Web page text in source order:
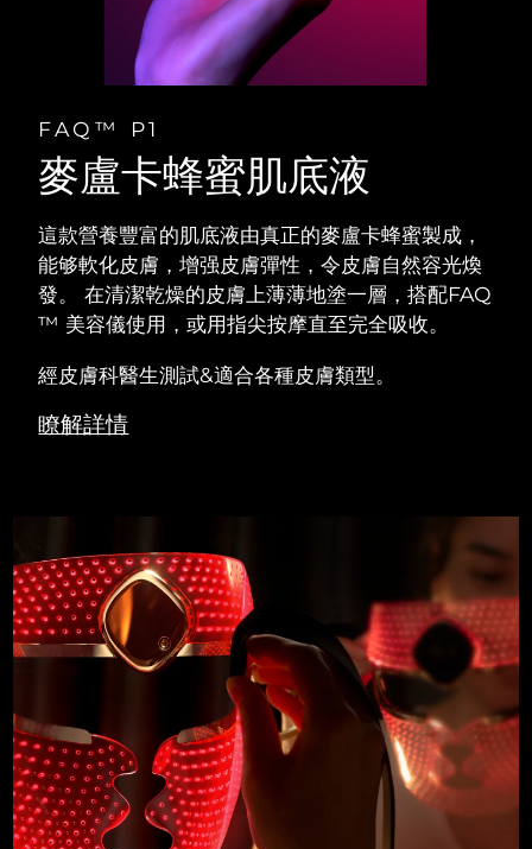
FAQ™ P1
麥盧卡蜂蜜肌底液
這款營養豐富的肌底液由真正的麥盧卡蜂蜜製成，
能够軟化皮膚，增强皮膚彈性，令皮膚自然容光煥
發。 在清潔乾燥的皮膚上薄薄地塗一層，搭配FAQ
™ 美容儀使用，或用指尖按摩直至完全吸收。
經皮膚科醫生測試&適合各種皮膚類型。
瞭解詳情